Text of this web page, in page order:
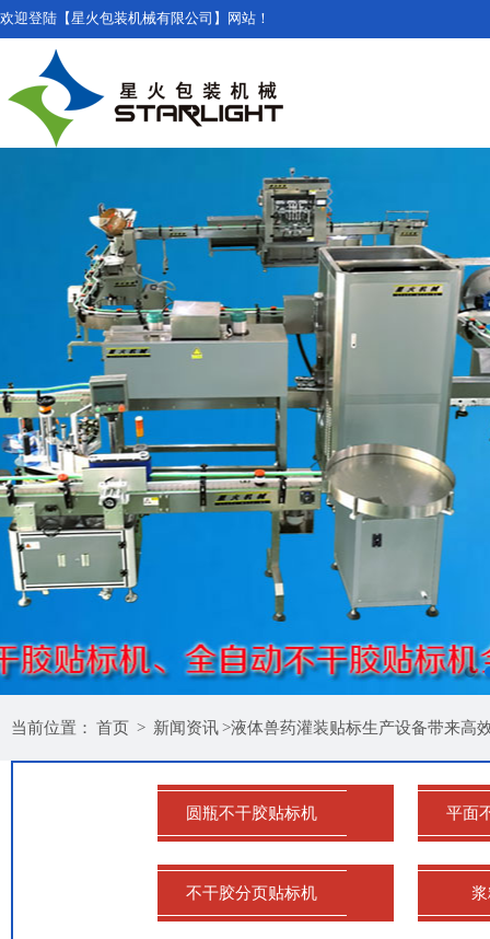
欢迎登陆【星火包装机械有限公司】网站！
当前位置： 首页 > 新闻资讯>液体兽药灌装贴标生产设备带来高
圆瓶不干胶贴标机 平面
不干胶分页贴标机